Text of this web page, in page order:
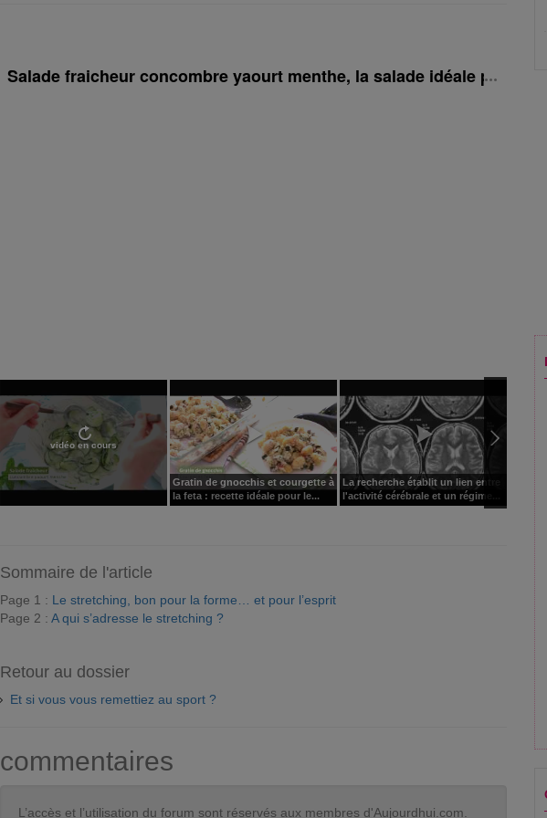
Salade fraicheur concombre yaourt menthe, la salade idéale pour l'été
vidéo en cours
Gratin de gnocchis et courgette à
la feta : recette idéale pour le...
La recherche établit un lien entre
l'activité cérébrale et un régime...
Sommaire de l'article
Page 1 : Le stretching, bon pour la forme… et pour l’esprit
Page 2 : A qui s’adresse le stretching ?
Retour au dossier
Et si vous vous remettiez au sport ?
commentaires
L’accès et l’utilisation du forum sont réservés aux membres d'Aujourdhui.com.